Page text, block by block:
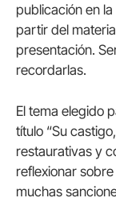
publicación en
partir del
presentación.
recordarlas.
El tema elegido
título “Su
restaurativas y
reflexionar
muchas